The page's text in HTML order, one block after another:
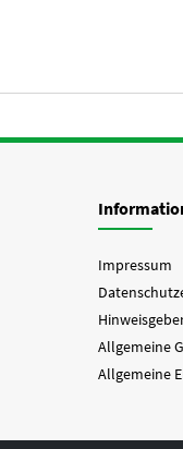
Impressum
Allgemeine
Allgemeine